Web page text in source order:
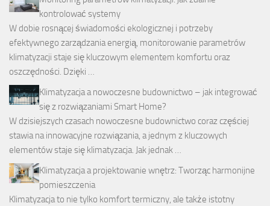
kontrolować systemy
W dobie rosnącej świadomości ekologicznej i potrzeby
efektywnego zarządzania energią, monitorowanie parametrów
klimatyzacji staje się kluczowym elementem komfortu oraz
oszczędności. Dzięki …
Klimatyzacja a nowoczesne budownictwo – jak integrować
się z rozwiązaniami Smart Home?
W dzisiejszych czasach nowoczesne budownictwo coraz częściej
stawia na innowacyjne rozwiązania, a jednym z kluczowych
elementów staje się klimatyzacja. Jak jednak …
Klimatyzacja a projektowanie wnętrz: Tworząc harmonijne
pomieszczenia
Klimatyzacja to nie tylko komfort termiczny, ale także istotny